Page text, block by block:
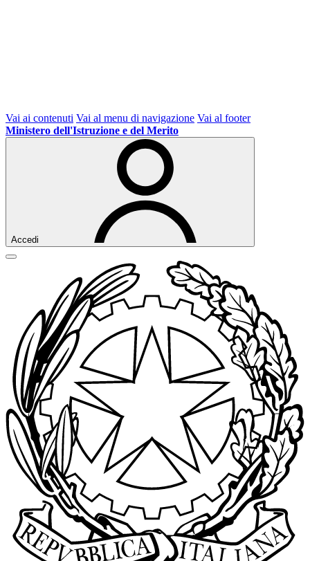
Vai ai contenuti Vai al menu di navigazione Vai al footer
Ministero dell'Istruzione e del Merito
Accedi